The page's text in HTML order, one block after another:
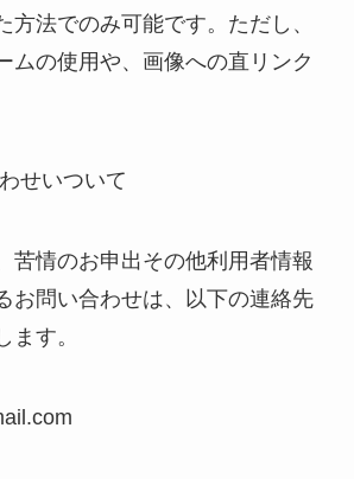
方法でのみ可能です。ただし、
ムの使用や、画像への直リンク
せいついて
苦情のお申出その他利用者情報
お問い合わせは、以下の連絡先
ます。